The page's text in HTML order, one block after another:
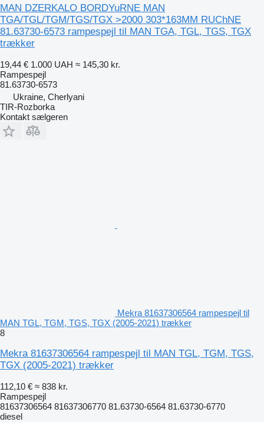
MAN DZERKALO BORDYuRNE MAN
TGA/TGL/TGM/TGS/TGX >2000 303*163MM RUChNE
81.63730-6573 rampespejl til MAN TGA, TGL, TGS, TGX
trækker
19,44 € 1.000 UAH ≈ 145,30 kr.
Rampespejl
81.63730-6573
Ukraine, Cherlyani
TIR-Rozborka
Kontakt sælgeren
Mekra 81637306564 rampespejl til
MAN TGL, TGM, TGS, TGX (2005-2021) trækker
8
Mekra 81637306564 rampespejl til MAN TGL, TGM, TGS,
TGX (2005-2021) trækker
112,10 € ≈ 838 kr.
Rampespejl
81637306564 81637306770 81.63730-6564 81.63730-6770
diesel